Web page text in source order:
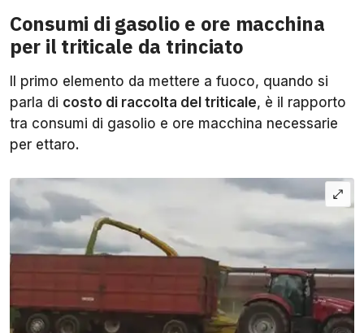
Consumi di gasolio e ore macchina
per il triticale da trinciato
Il primo elemento da mettere a fuoco, quando si
parla di costo di raccolta del triticale, è il rapporto
tra consumi di gasolio e ore macchina necessarie
per ettaro.